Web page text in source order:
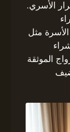
الأسري.
الأسرة مثل
الموثقة